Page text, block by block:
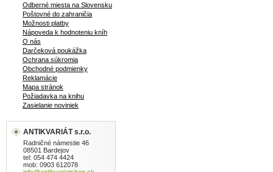
Odberné miesta na Slovensku
Poštovné do zahraničia
Možnosti platby
Nápoveda k hodnoteniu kníh
O nás
Darčeková poukážka
Ochrana súkromia
Obchodné podmienky
Reklamácie
Mapa stránok
Požiadavka na knihu
Zasielanie noviniek
ANTIKVARIÁT s.r.o.
Radničné námestie 46
08501 Bardejov
tel: 054 474 4424
mob: 0903 612078